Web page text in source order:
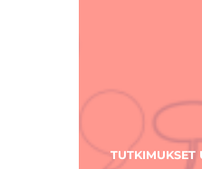
TUTKIMUKSET